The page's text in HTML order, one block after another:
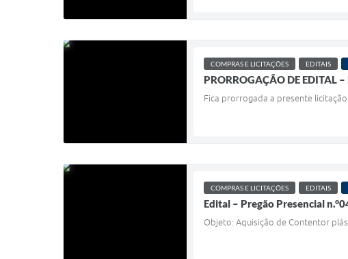
COMPRAS E LICITAÇÕES EDITAIS
PRORROGAÇÃO DE EDITAL
Fica prorrogada a presente
COMPRAS E LICITAÇÕES EDITAIS
Edital – Pregão Presencial
Objeto: Aquisição de Contentor